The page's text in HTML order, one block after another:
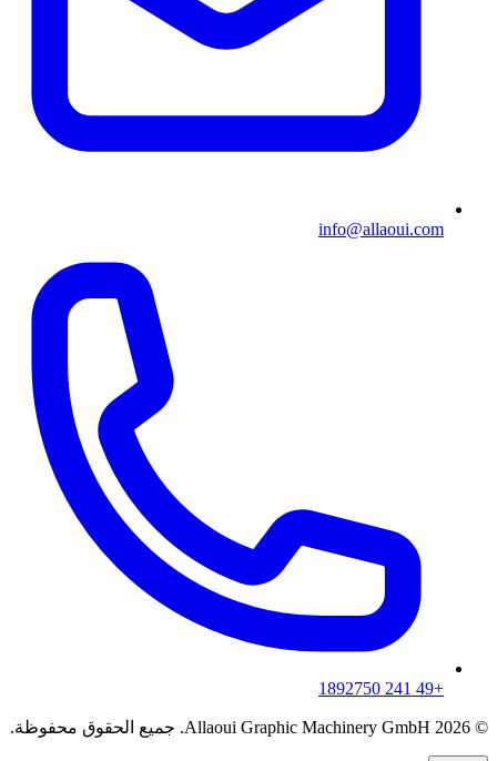
info@allaoui.com
+49 241 1892750
© 2026 Allaoui Graphic Machinery GmbH. جميع الحقوق محفوظة.